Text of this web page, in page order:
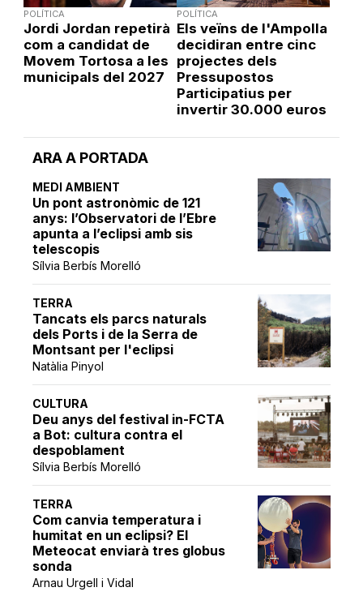
ARA A PORTADA
MEDI AMBIENT
Un pont astronòmic de 121
anys: l’Observatori de l’Ebre
apunta a l’eclipsi amb sis
telescopis
Sílvia Berbís Morelló
TERRA
Tancats els parcs naturals
dels Ports i de la Serra de
Montsant per l'eclipsi
Natàlia Pinyol
CULTURA
Deu anys del festival in-FCTA
a Bot: cultura contra el
despoblament
Sílvia Berbís Morelló
TERRA
Com canvia temperatura i
humitat en un eclipsi? El
Meteocat enviarà tres globus
sonda
Arnau Urgell i Vidal
POLÍTICA
Jordi Jordan repetirà
com a candidat de
Movem Tortosa a les
municipals del 2027
POLÍTICA
Els veïns de l'Ampolla
decidiran entre cinc
projectes dels
Pressupostos
Participatius per
invertir 30.000 euros